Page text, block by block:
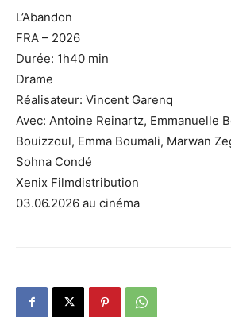
L’Abandon
FRA – 2026
Durée: 1h40 min
Drame
Réalisateur: Vincent Garenq
Avec: Antoine Reinartz, Emmanuelle
Bouizzoul, Emma Boumali, Marwan
Sohna Condé
Xenix Filmdistribution
03.06.2026 au cinéma